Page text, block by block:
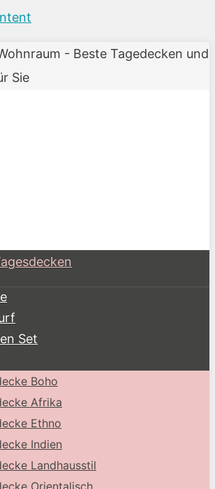
- Beste Tagedecken und
Sie
Set
Boho
Afrika
Ethno
Indien
Landhausstil
Orientalisch